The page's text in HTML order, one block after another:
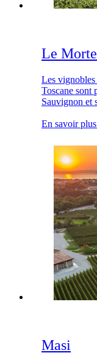
Le
Les
Toscane sont
Sauvignon et
En savoir plus
Masi